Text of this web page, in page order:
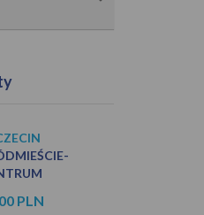
PLN